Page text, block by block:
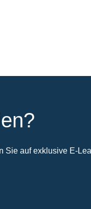
Sie auf exklusive E-